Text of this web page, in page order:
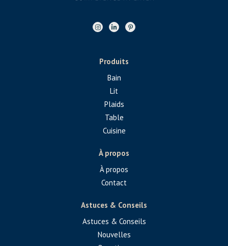
Produits
Bain
Lit
Plaids
Table
Cuisine
À propos
À propos
Contact
Astuces & Conseils
Astuces & Conseils
Nouvelles